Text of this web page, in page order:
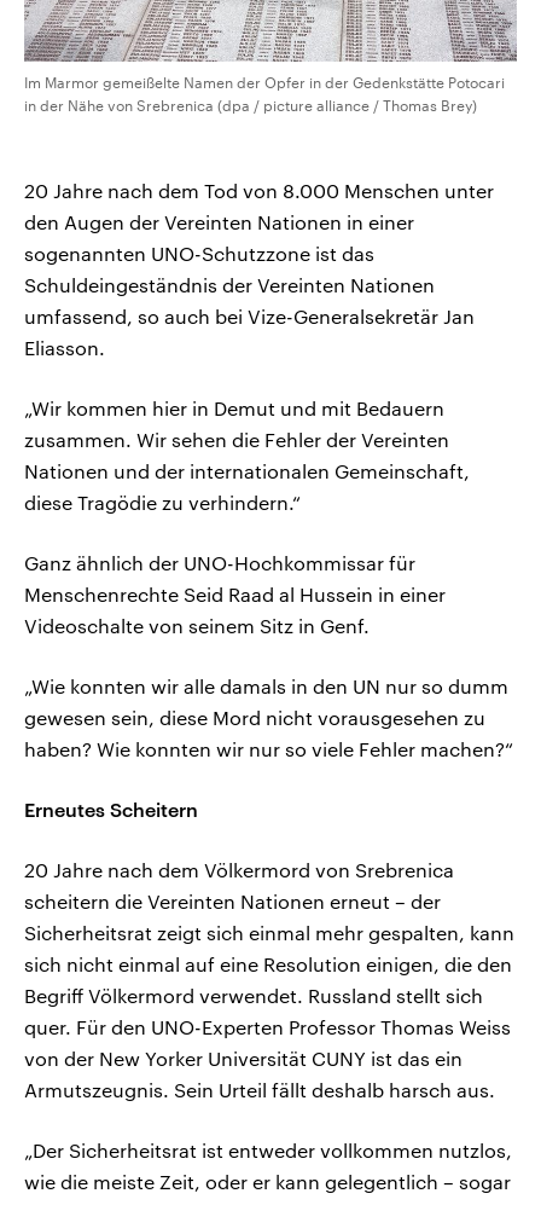
Im Marmor gemeißelte Namen der Opfer in der Gedenkstätte Potocari
in der Nähe von Srebrenica (dpa / picture alliance / Thomas Brey)
20 Jahre nach dem Tod von 8.000 Menschen unter
den Augen der Vereinten Nationen in einer
sogenannten UNO-Schutzzone ist das
Schuldeingeständnis der Vereinten Nationen
umfassend, so auch bei Vize-Generalsekretär Jan
Eliasson.
„Wir kommen hier in Demut und mit Bedauern
zusammen. Wir sehen die Fehler der Vereinten
Nationen und der internationalen Gemeinschaft,
diese Tragödie zu verhindern.“
Ganz ähnlich der UNO-Hochkommissar für
Menschenrechte Seid Raad al Hussein in einer
Videoschalte von seinem Sitz in Genf.
„Wie konnten wir alle damals in den UN nur so dumm
gewesen sein, diese Mord nicht vorausgesehen zu
haben? Wie konnten wir nur so viele Fehler machen?“
Erneutes Scheitern
20 Jahre nach dem Völkermord von Srebrenica
scheitern die Vereinten Nationen erneut – der
Sicherheitsrat zeigt sich einmal mehr gespalten, kann
sich nicht einmal auf eine Resolution einigen, die den
Begriff Völkermord verwendet. Russland stellt sich
quer. Für den UNO-Experten Professor Thomas Weiss
von der New Yorker Universität CUNY ist das ein
Armutszeugnis. Sein Urteil fällt deshalb harsch aus.
„Der Sicherheitsrat ist entweder vollkommen nutzlos,
wie die meiste Zeit, oder er kann gelegentlich – sogar